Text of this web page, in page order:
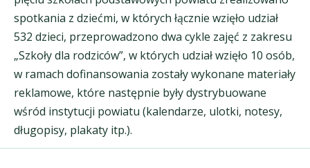
spotkania z dziećmi, w których łącznie wzięło udział
532 dzieci, przeprowadzono dwa cykle zajęć z zakresu
„Szkoły dla rodziców”, w których udział wzięło 10 osób,
w ramach dofinansowania zostały wykonane materiały
reklamowe, które następnie były dystrybuowane
wśród instytucji powiatu (kalendarze, ulotki, notesy,
długopisy, plakaty itp.).